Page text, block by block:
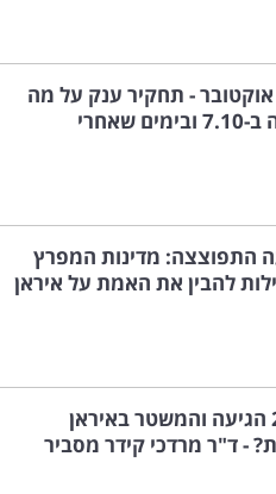
אוקטובר - תחקיר ענק על מה
שאחרי
התפוצצה: מדינות המפרץ
להבין את האמת על איראן
2026 הגיעה והמשטר באיראן
- ד"ר מרדכי קידר מסביר